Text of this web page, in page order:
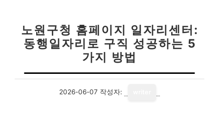
노원구청 홈페이지 일자리센터:
동행일자리로 구직 성공하는 5
가지 방법
2026-06-07 작성자: